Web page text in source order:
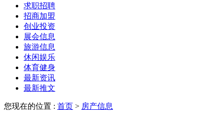
求职招聘
招商加盟
创业投资
展会信息
旅游信息
休闲娱乐
体育健身
最新资讯
最新推文
您现在的位置 : 首页 > 房产信息